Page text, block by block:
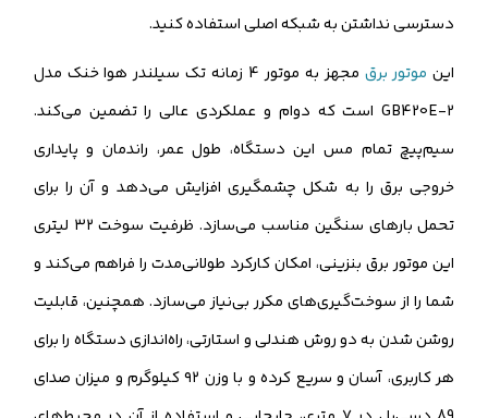
دسترسی نداشتن به شبکه اصلی استفاده کنید.
این موتور برق
مجهز به موتور 4 زمانه تک سیلندر هوا خنک مدل
GB420E-2 است که دوام و عملکردی عالی را تضمین می‌کند.
سیم‌پیچ تمام مس این دستگاه، طول عمر، راندمان و پایداری
خروجی برق را به شکل چشمگیری افزایش می‌دهد و آن را برای
تحمل بارهای سنگین مناسب می‌سازد. ظرفیت سوخت ٣٢ لیتری
این موتور برق بنزینی، امکان کارکرد طولانی‌مدت را فراهم می‌کند و
شما را از سوخت‌گیری‌های مکرر بی‌نیاز می‌سازد. همچنین، قابلیت
روشن شدن به دو روش هندلی و استارتی، راه‌اندازی دستگاه را برای
هر کاربری، آسان و سریع کرده و با وزن ٩٢ کیلوگرم و میزان صدای